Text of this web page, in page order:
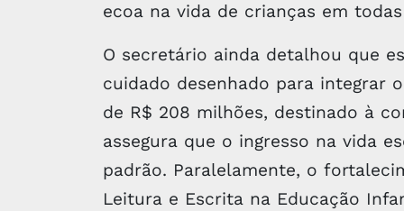
ecoa na vida de crianças em
O secretário ainda detalhou que
cuidado desenhado para integrar
de R$ 208 milhões, destinado à
assegura que o ingresso na vida
padrão. Paralelamente, o
Leitura e Escrita na Educação